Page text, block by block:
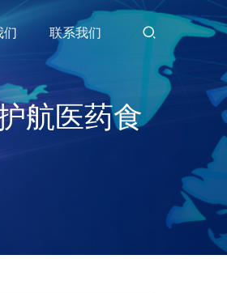
们 联系我们
航医药食